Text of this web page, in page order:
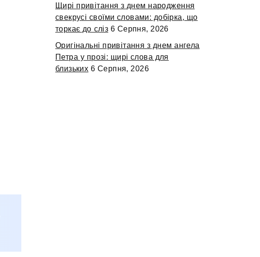
Щирі привітання з днем народження
свекрусі своїми словами: добірка, що
торкає до сліз 6 Серпня, 2026
Оригінальні привітання з днем ангела
Петра у прозі: щирі слова для
близьких 6 Серпня, 2026